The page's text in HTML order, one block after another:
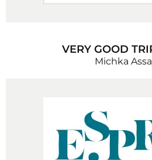
VERY GOOD
Michka